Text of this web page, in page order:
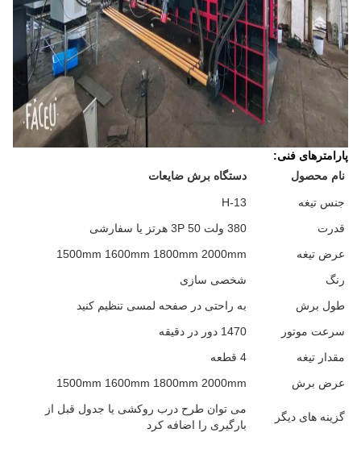
پارامترهای فنی:
نام محصول
دستگاه برش ضایعات
جنس تیغه
H-13
قدرت
380 ولت 3P 50 هرتز یا سفارشی
عرض تیغه
1500mm 1600mm 1800mm 2000mm
رنگ
شخصی سازی
طول برش
به راحتی در صفحه لمسی تنظیم کنید
سرعت موتور
1470 دور در دقیقه
مقدار تیغه
4 قطعه
عرض برش
1500mm 1600mm 1800mm 2000mm
گزینه های دیگر
می توان طرح درب روکشی یا جدول قبل از
بارگیری را اضافه کرد